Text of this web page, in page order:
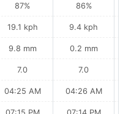
87%
19.1 kph
9.8 mm
7.0
04:25 AM
07:15 PM
86%
9.4 kph
0.2 mm
7.0
04:26 AM
07:14 PM